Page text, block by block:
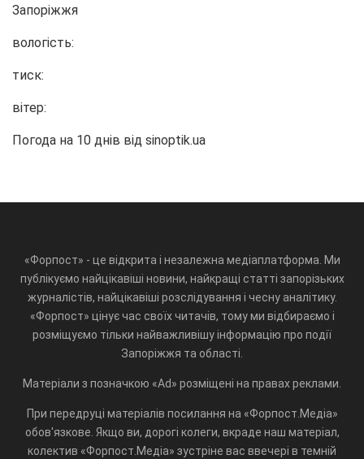
Запоріжжя
вологість:
тиск:
вітер:
Погода на 10 днів від sinoptik.ua
«Форпост» - це відкрита і незалежна медіаплатформа. Ми
публікуємо найцікавіші новини, найкращі статті запорізьких
журналістів, найцікавіші розслідування і чесну аналітику.
«Форпост» цінує час своїх читачів, тому ми відбираємо і
розміщуємо тільки найважливішу інформацію про події
Запоріжжя та області.
Матеріали з позначкою «Ad» розміщені на правах реклами.
При передруці матеріалів посилання на «Форпост.Медіа»
обов'язкове. Якщо ви, дорогі колеги, вкраде наш матеріал,
колектив «Форпост.Медіа» зустріне вас ввечері в темній